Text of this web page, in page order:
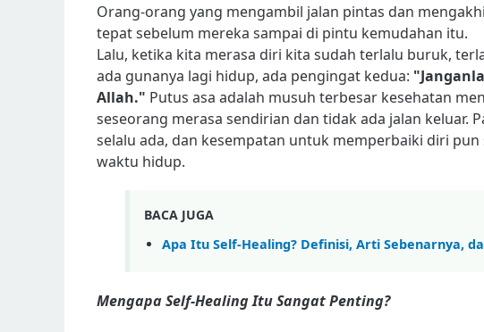
Orang-orang yang mengambil jalan pintas dan
tepat sebelum mereka sampai di pintu kemudahan itu.
Lalu, ketika kita merasa diri kita sudah terlalu buruk,
ada gunanya lagi hidup, ada pengingat kedua:
Allah." Putus asa adalah musuh terbesar kesehatan
seseorang merasa sendirian dan tidak ada jalan keluar.
selalu ada, dan kesempatan untuk memperbaiki diri
waktu hidup.
BACA JUGA
Apa Itu Self-Healing? Definisi, Arti Sebenarnya,
Mengapa Self-Healing Itu Sangat Penting?